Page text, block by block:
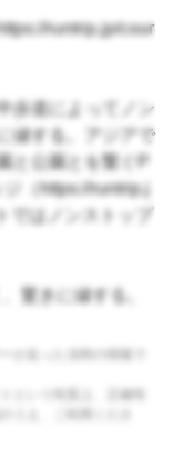
runtrip.jp/cour
歩道によってノン
値する。アジアで
と公園とを繋ぐP
（https://runtrip.j
ではノンストップ
驚きに値する。
が走った当時の情報で
という性質上、正確性
うえ、ご利用くださ